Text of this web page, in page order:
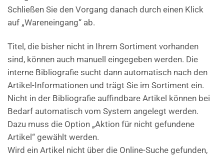
Schließen Sie den Vorgang danach durch einen Klick
auf „Wareneingang“ ab.
Titel, die bisher nicht in Ihrem Sortiment vorhanden
sind, können auch manuell eingegeben werden. Die
interne Bibliografie sucht dann automatisch nach den
Artikel-Informationen und trägt Sie im Sortiment ein.
Nicht in der Bibliografie auffindbare Artikel können bei
Bedarf automatisch vom System angelegt werden.
Dazu muss die Option „Aktion für nicht gefundene
Artikel“ gewählt werden.
Wird ein Artikel nicht über die Online-Suche gefunden,